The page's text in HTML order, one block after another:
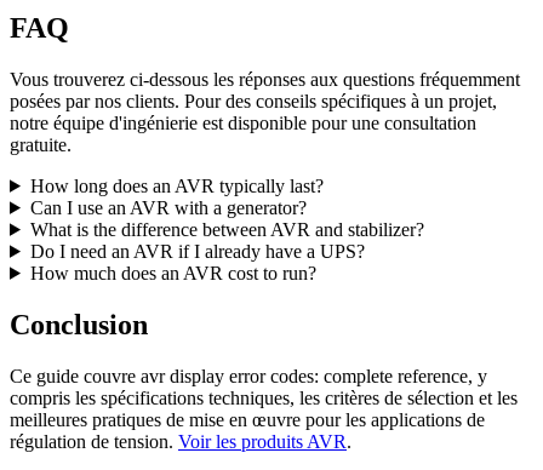
FAQ
Vous trouverez ci-dessous les réponses aux questions fréquemment
posées par nos clients. Pour des conseils spécifiques à un projet,
notre équipe d'ingénierie est disponible pour une consultation
gratuite.
How long does an AVR typically last?
Can I use an AVR with a generator?
What is the difference between AVR and stabilizer?
Do I need an AVR if I already have a UPS?
How much does an AVR cost to run?
Conclusion
Ce guide couvre avr display error codes: complete reference, y
compris les spécifications techniques, les critères de sélection et les
meilleures pratiques de mise en œuvre pour les applications de
régulation de tension. Voir les produits AVR.